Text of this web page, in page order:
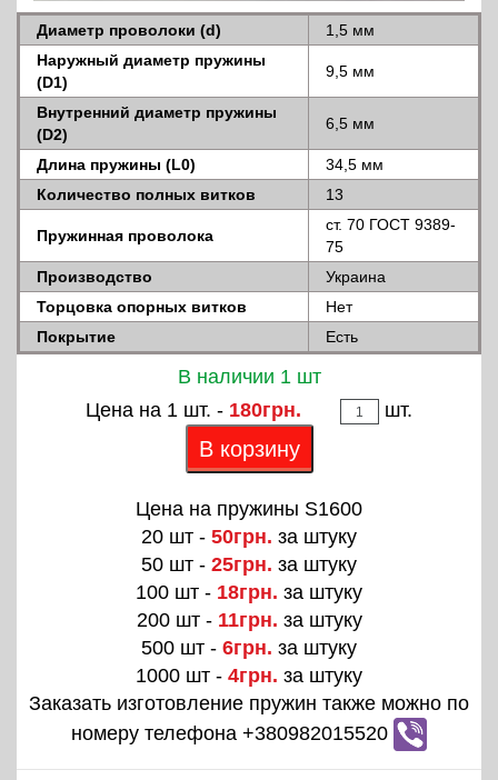
Диаметр проволоки (d)
1,5 мм
Наружный диаметр пружины
(D1)
9,5 мм
Внутренний диаметр пружины
(D2)
6,5 мм
Длина пружины (L0)
34,5 мм
Количество полных витков
13
Пружинная проволока
ст. 70 ГОСТ 9389-
75
Производство
Украина
Торцовка опорных витков
Нет
Покрытие
Есть
В наличии 1 шт
Цена на 1 шт. - 180грн. шт.
В корзину
Цена на пружины S1600
20 шт - 50грн. за штуку
50 шт - 25грн. за штуку
100 шт - 18грн. за штуку
200 шт - 11грн. за штуку
500 шт - 6грн. за штуку
1000 шт - 4грн. за штуку
Заказать изготовление пружин также можно по
номеру телефона +380982015520